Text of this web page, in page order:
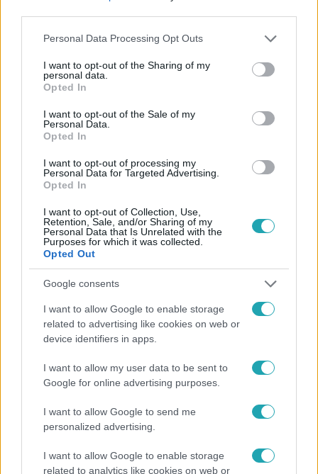
Please note that this website/app uses one or more Google
not limited to your visit or usage behaviour. You may click to
grant or deny consent to Google and its third-party tags to
use your data for below specified purposes in below Google
consent section.
Personal Data Processing Opt Outs
I want to opt-out of the Sharing of my
personal data.
Opted In
I want to opt-out of the Sale of my
Personal Data.
Opted In
I want to opt-out of processing my
Personal Data for Targeted Advertising.
Opted In
I want to opt-out of Collection, Use,
Retention, Sale, and/or Sharing of my
Personal Data that Is Unrelated with the
Purposes for which it was collected.
Opted Out
Google consents
I want to allow Google to enable storage
related to advertising like cookies on web or
device identifiers in apps.
I want to allow my user data to be sent to
Google for online advertising purposes.
I want to allow Google to send me
personalized advertising.
I want to allow Google to enable storage
related to analytics like cookies on web or
#EXEK CSATÁJA #KIRÁLY PÉTER #KOVÁCS DÓRI
KAMARÁS NORBI #KÁRMÁN ODETT JÁKLI MÓNIKA
BORÁROS GÁBOR # OSVÁTH ZSOLT ZSENYEI PATRIK
BALÁZS MERCÉDESZ
HALASTYÁK FANNI #FENYVESI BARNA
ZSÍROS LINDA
FARKAS DÉNES
Népszerű